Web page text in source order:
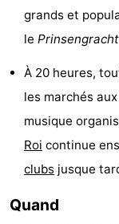
Boissons
Marchés
-
Grands
Magasins
Faire
du
Événements
grands et
le Prinsengracht
À 20 heures,
les marchés
musique
Roi continue
clubs jusque
Quand